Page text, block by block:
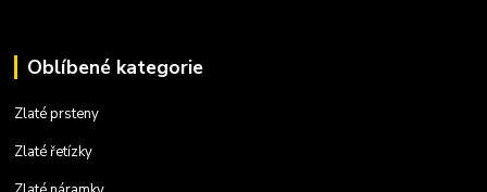
Oblíbené kategorie
Zlaté prsteny
Zlaté řetízky